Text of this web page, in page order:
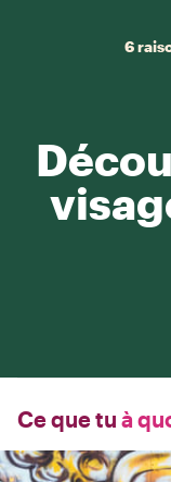
6
Ce que tu à